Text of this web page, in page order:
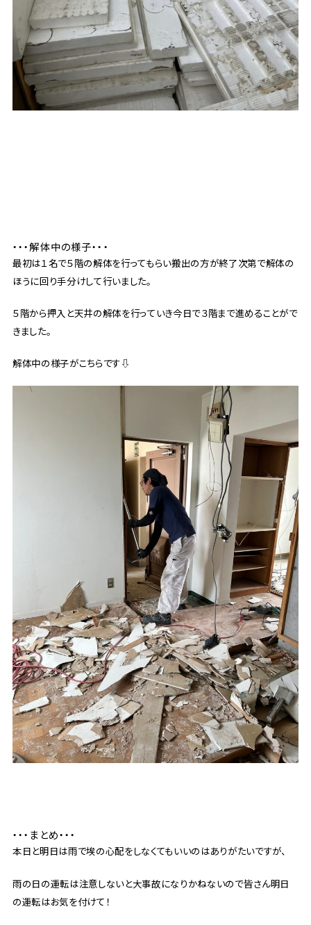
・・・解体中の様子・・・
最初は１名で５階の解体を行ってもらい搬出の方が終了次第で解体の
ほうに回り手分けして行いました。
５階から押入と天井の解体を行っていき今日で３階まで進めることがで
きました。
解体中の様子がこちらです⇩
・・・まとめ・・・
本日と明日は雨で埃の心配をしなくてもいいのはありがたいですが、
雨の日の運転は注意しないと大事故になりかねないので皆さん明日
の運転はお気を付けて！